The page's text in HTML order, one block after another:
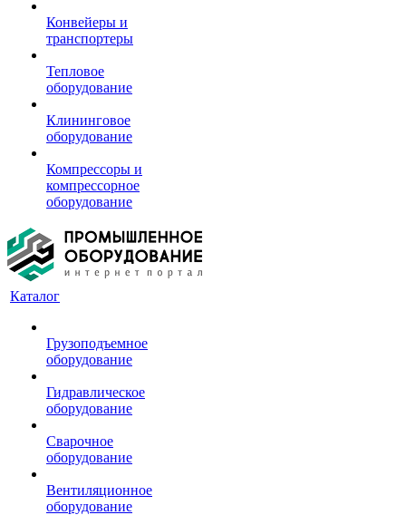
Конвейеры и
транспортеры
Тепловое
оборудование
Клининговое
оборудование
Компрессоры и
компрессорное
оборудование
Каталог
Грузоподъемное
оборудование
Гидравлическое
оборудование
Сварочное
оборудование
Вентиляционное
оборудование